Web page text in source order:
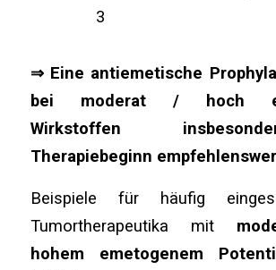
3
⇒ Eine antiemetische
bei moderat / hoch
Wirkstoffen
Therapiebeginn
Beispiele für häufig
Tumortherapeutika mit
hohem emetogenem